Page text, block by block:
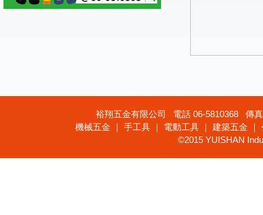
裕翔五金有限公司 電話 06-5810368 傳
機械五金 ｜ 手工具 ｜ 電動工具 ｜ 建築五金
©2015 YUISHAN